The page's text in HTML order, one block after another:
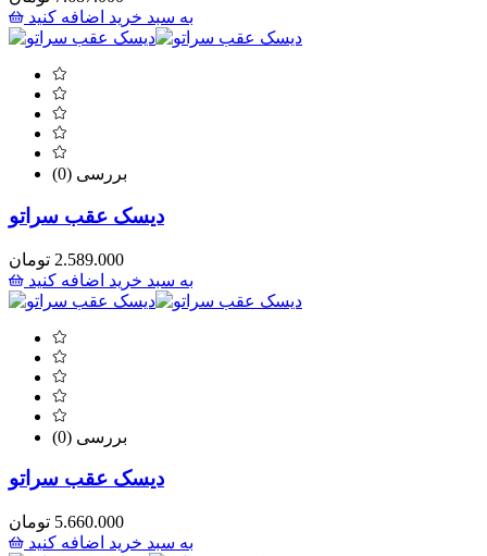
به سبد خرید اضافه کنید
(0) بررسی
دیسک عقب سراتو
2.589.000 تومان
به سبد خرید اضافه کنید
(0) بررسی
دیسک عقب سراتو
5.660.000 تومان
به سبد خرید اضافه کنید